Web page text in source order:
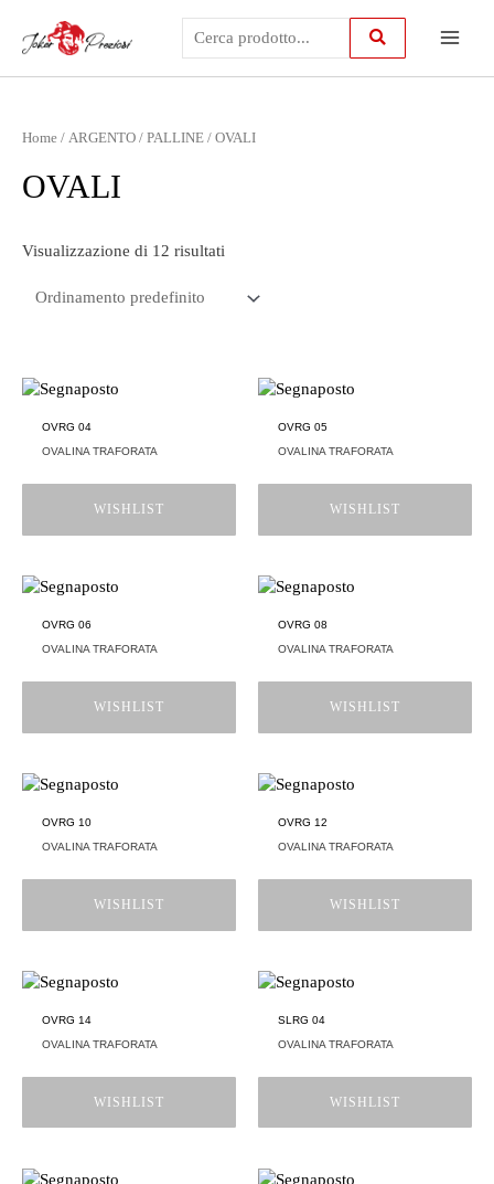
contenuto
Home / ARGENTO / PALLINE / OVALI
OVALI
Visualizzazione di 12 risultati
OVRG 04
OVALINA TRAFORATA
WISHLIST
OVRG 05
OVALINA TRAFORATA
WISHLIST
OVRG 06
OVALINA TRAFORATA
WISHLIST
OVRG 08
OVALINA TRAFORATA
WISHLIST
OVRG 10
OVALINA TRAFORATA
WISHLIST
OVRG 12
OVALINA TRAFORATA
WISHLIST
OVRG 14
OVALINA TRAFORATA
WISHLIST
SLRG 04
OVALINA TRAFORATA
WISHLIST